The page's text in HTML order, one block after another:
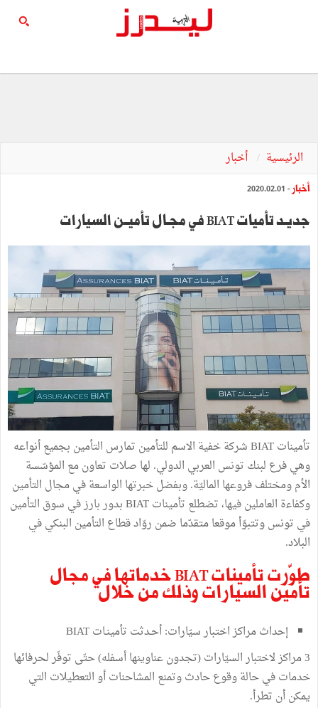
الرئيسية أخبار
أخبار - 2020.02.01
جديـد تأميات BIAT في مجـال تأميــن السيارات
تأمينات BIAT شركة خفية الاسم للتأمين تمارس التأمين بجميع أنواعه
وهي فرع لبنك تونس العربي الدولي. لها صلات تعاون مع المؤسّسة
الأم ومختلف فروعها الماليّة. وبفضل خبرتها الواسعة في مجال التأمين
وكفاءة العاملين فيها، تضطلع تأمينات BIAT بدور بارز في سوق التأمين
في تونس وتتبوّأ موقعا متقدّما ضمن روّاد قطاع التأمين البنكي في
البلاد.
طوّرت تأمينات BIAT خدماتها في مجال
تأمين السيارات وذلك من خلال
إحداث مراكز اختبار سيّارات: أحـدثت تأمينـات BIAT
3 مراكز لاختبار السيّارات (تجدون عناوينها أسفله) حتّى توفّر لحرفائها
خدمات في حالة وقوع حادث وتمنع المشاحنات أو التعطيلات التي
يمكن أن تطرأ.